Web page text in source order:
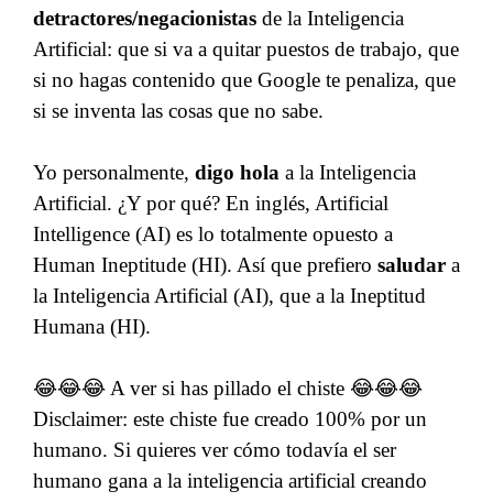
detractores/negacionistas de la Inteligencia
Artificial: que si va a quitar puestos de trabajo, que
si no hagas contenido que Google te penaliza, que
si se inventa las cosas que no sabe.
Yo personalmente, digo hola a la Inteligencia
Artificial. ¿Y por qué? En inglés, Artificial
Intelligence (AI) es lo totalmente opuesto a
Human Ineptitude (HI). Así que prefiero saludar a
la Inteligencia Artificial (AI), que a la Ineptitud
Humana (HI).
😂😂😂 A ver si has pillado el chiste 😂😂😂
Disclaimer: este chiste fue creado 100% por un
humano. Si quieres ver cómo todavía el ser
humano gana a la inteligencia artificial creando